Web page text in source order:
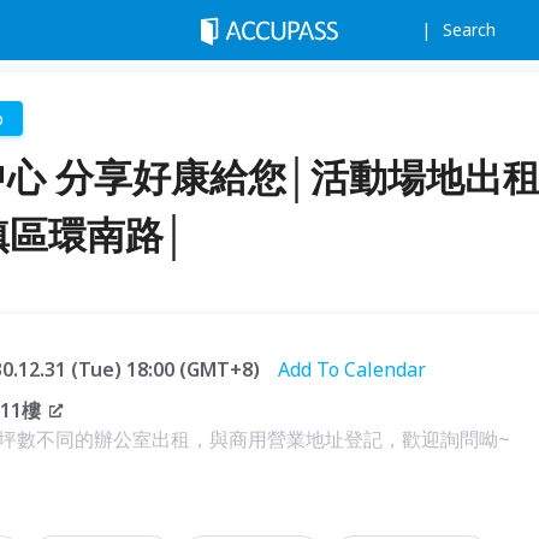
Search
分享好康給您│活動場地出
環南路│
(Tue) 18:00 (GMT+8)
Add To Calendar
樓
數不同的辦公室出租，與商用營業地址登記，歡迎詢問呦~